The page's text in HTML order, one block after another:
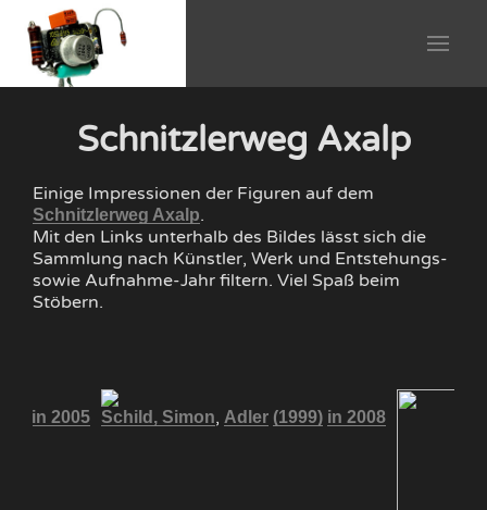
Schnitzlerweg Axalp
Einige Impressionen der Figuren auf dem
Schnitzlerweg Axalp.
Mit den Links unterhalb des Bildes lässt sich die
Sammlung nach Künstler, Werk und Entstehungs-
sowie Aufnahme-Jahr filtern. Viel Spaß beim
Stöbern.
in 2005 Schild, Simon, Adler (1999) in 2008